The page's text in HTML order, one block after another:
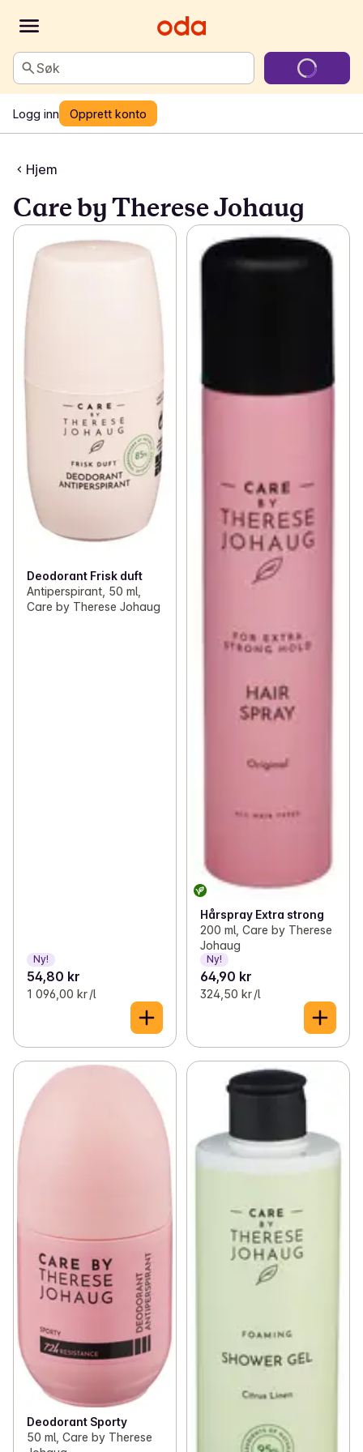
Søk
Logg inn Opprett konto
Hjem
Care by Therese Johaug
Deodorant Frisk duft
Antiperspirant, 50 ml,
Care by Therese Johaug
Ny!
54,80 kr
1 096,00 kr /l
Hårspray Extra strong
200 ml, Care by Therese
Johaug
Ny!
64,90 kr
324,50 kr /l
Deodorant Sporty
50 ml, Care by Therese